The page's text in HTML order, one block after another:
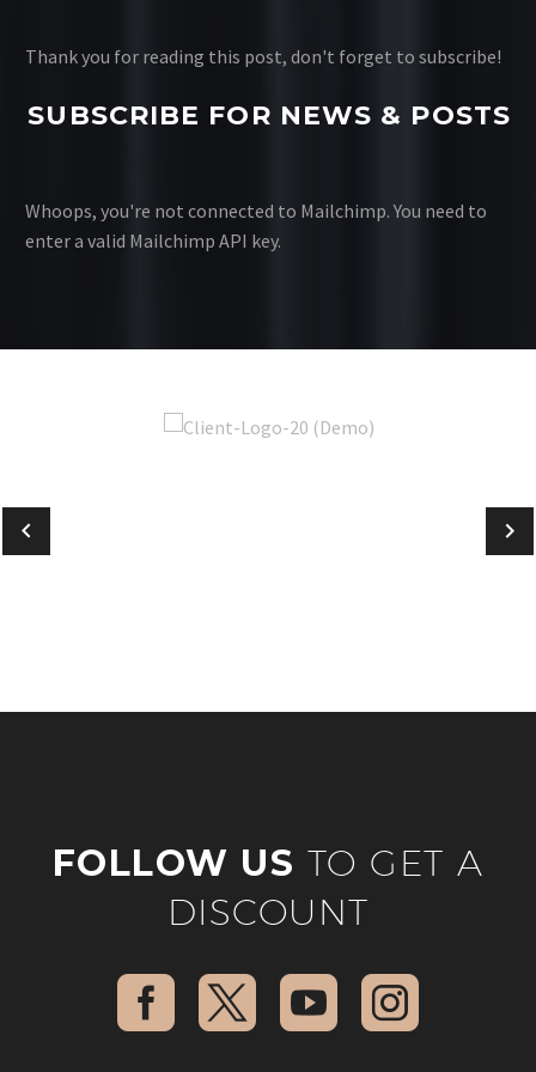
Thank you for reading this post, don't forget to subscribe!
SUBSCRIBE FOR NEWS & POSTS
Whoops, you're not connected to Mailchimp. You need to
enter a valid Mailchimp API key.
FOLLOW US TO GET A
DISCOUNT